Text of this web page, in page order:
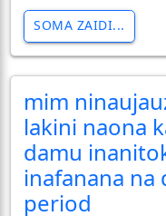
SOMA ZAIDI...
mim
lakini naona
damu
inafanana na
period